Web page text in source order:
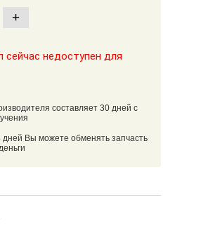
+
сейчас недоступен для
составляет 30 дней с
дней Вы можете обменять запчасть